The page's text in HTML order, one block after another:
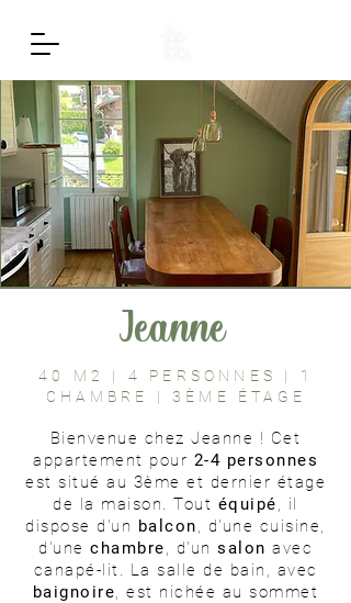
Jeanne
40 M2 | 4 PERSONNES | 1
CHAMBRE | 3ÈME ÉTAGE
Bienvenue chez Jeanne ! Cet
appartement pour 2-4 personnes
est situé au 3ème et dernier étage
de la maison. Tout équipé, il
dispose d'un balcon, d'une cuisine,
d'une chambre, d'un salon avec
canapé-lit. La salle de bain, avec
baignoire, est nichée au sommet